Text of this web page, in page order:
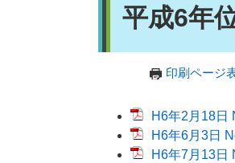
平成6年
印刷ページ
H6年2月18日
H6年6月3日
H6年7月13日